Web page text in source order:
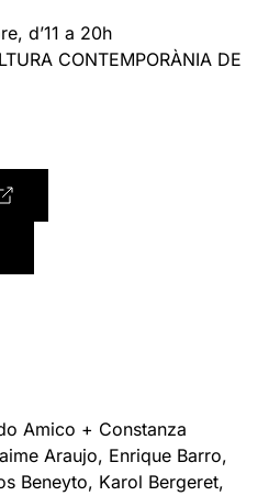
d’11 a 20h
CONTEMPORÀNIA DE
Amico + Constanza
Araujo, Enrique Barro,
Beneyto, Karol Bergeret,